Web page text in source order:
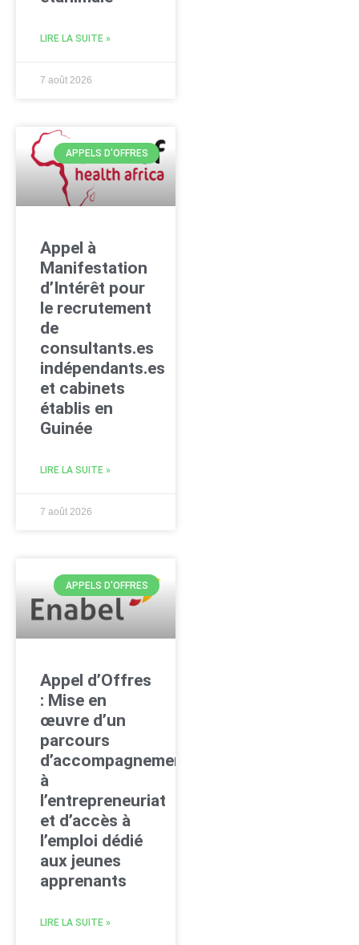
LIRE LA SUITE »
7 août 2026
APPELS D'OFFRES
Appel à
Manifestation
d’Intérêt pour
le recrutement
de
consultants.es
indépendants.es
et cabinets
établis en
Guinée
LIRE LA SUITE »
7 août 2026
APPELS D'OFFRES
Appel d’Offres
: Mise en
œuvre d’un
parcours
d’accompagnement
à
l’entrepreneuriat
et d’accès à
l’emploi dédié
aux jeunes
apprenants
LIRE LA SUITE »